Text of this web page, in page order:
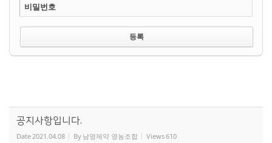
비밀번호
공지사항입니다.
Date 2021.04.08 By 남영제약 영농조합 Views610